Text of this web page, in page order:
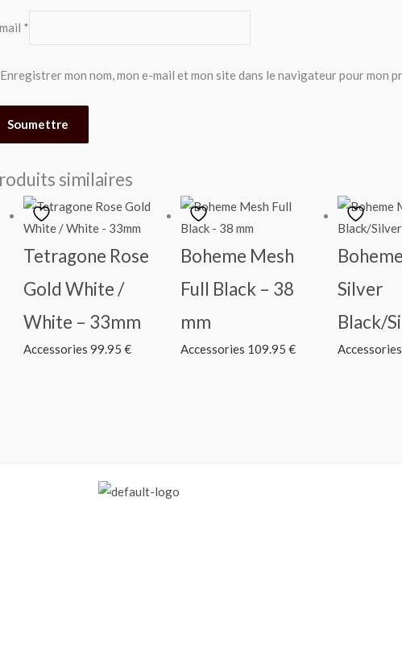
*
Enregistrer mon nom, mon e-mail et mon site dans le navigateur pour mon
similaires
Tetragone Rose
Gold White /
White – 33mm
Accessories 99.95 €
Boheme Mesh
Full Black – 38
mm
Accessories 109.95€
Silver
Black/